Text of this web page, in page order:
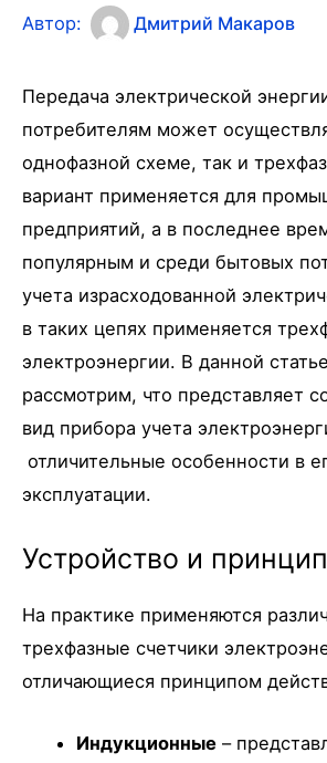
Автор: Дмитрий Макаров
Передача электрической
потребителям может
однофазной схеме, так и
вариант применяется для
предприятий, а в последнее
популярным и среди бытовых
учета израсходованной
в таких цепях применяется
электроэнергии. В данной
рассмотрим, что представляет
вид прибора учета
отличительные особенности в
эксплуатации.
Устройство и
На практике применяются
трехфазные счетчики
отличающиеся принципом
Индукционные –